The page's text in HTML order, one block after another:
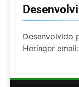
Desenvolvido
Heringer